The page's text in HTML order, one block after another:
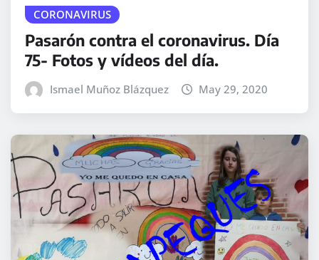
CORONAVIRUS
Pasarón contra el coronavirus. Día
75- Fotos y vídeos del día.
Ismael Muñoz Blázquez May 29, 2020